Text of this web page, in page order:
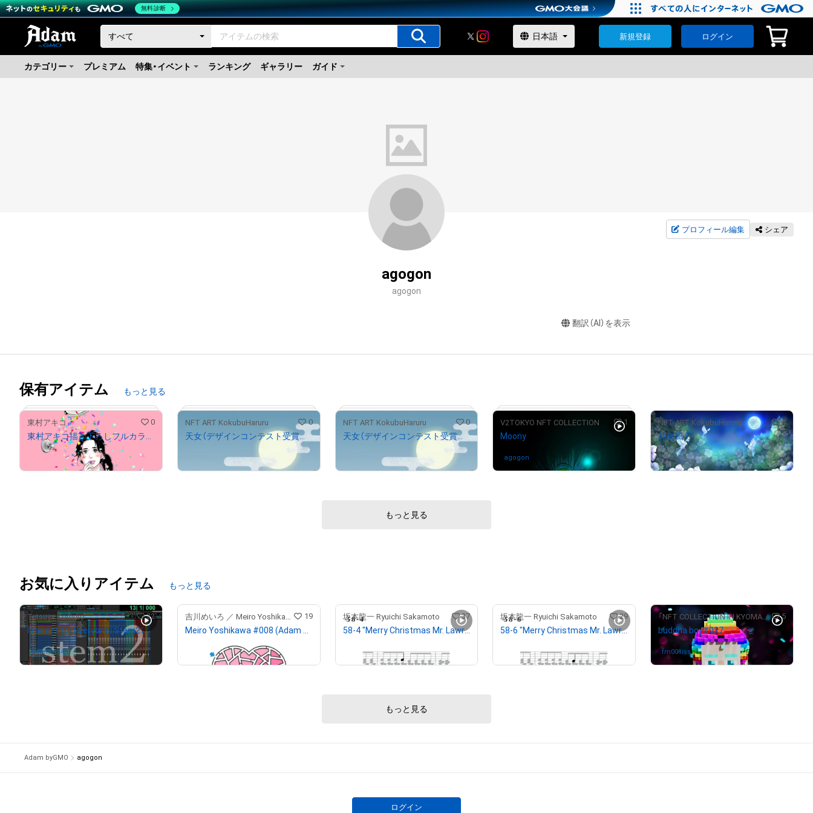
新規登録 ログイン
カテゴリー プレミアム 特集・イベント ランキング ギャラリー ガイド
プロフィール編集 シェア
agogon
agogon
翻訳（AI）を表示
保有アイテム もっと見る
東村アキコ 0
東村アキコ描き下ろしフルカラーイラスト+レイヤー分けデータ付き （キラキラシャワー）
210,000
NFT ART KokubuHaruru 0
天女（デザインコンテスト受賞作品）
NFT ART KokubuHaruru 0
天女（デザインコンテスト受賞作品）
V2TOKYO NFT COLLECTION 1
Moony
agogon さんが保有中
NFT ART KokubuHaruru 4
花鳥風月
¥79,000
もっと見る
お気に入りアイテム もっと見る
Tetsuya Komuro 22
Internet for Everyone［Stem2：Drums］
amenapi48さんが保有中
吉川めいろ ／ Meiro Yoshikawa 19
Meiro Yoshikawa #008 (Adam byGMO)
800,000
坂本龍一 Ryuichi Sakamoto 37
58-4 "Merry Christmas Mr. Lawrence" Ryuichi Sakamoto 坂本 龍一
坂本龍一 Ryuichi Sakamoto 29
58-6 "Merry Christmas Mr. Lawrence" Ryuichi Sakamoto 坂本 龍一
「NFT COLLECTION IN KYOMAF」 NFTオークション 5
buddha boy#027
fm001issさんが保有中
もっと見る
Adam byGMO agogon
ログイン
無料診断